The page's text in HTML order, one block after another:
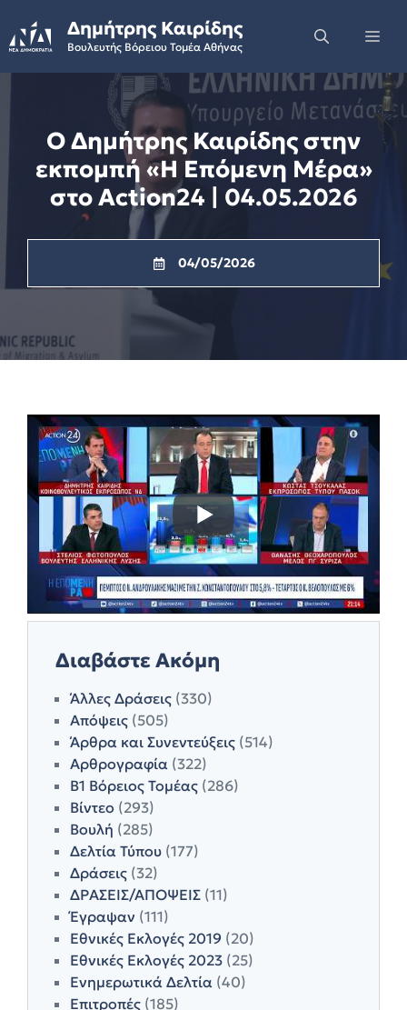
to
content
Δημήτρης Καιρίδης
Βουλευτής Βόρειου Τομέα Αθήνας
Ο Δημήτρης Καιρίδης στην
εκπομπή «Η Επόμενη Μέρα»
στο Action24 | 04.05.2026
04/05/2026
Διαβάστε Ακόμη
Άλλες Δράσεις (330)
Απόψεις (505)
Άρθρα και Συνεντεύξεις (514)
Αρθρογραφία (322)
Β1 Βόρειος Τομέας (286)
Βίντεο (293)
Βουλή (285)
Δελτία Τύπου (177)
Δράσεις (32)
ΔΡΑΣΕΙΣ/ΑΠΟΨΕΙΣ (11)
Έγραψαν (111)
Εθνικές Εκλογές 2019 (20)
Εθνικές Εκλογές 2023 (25)
Ενημερωτικά Δελτία (40)
Επιτροπές (185)